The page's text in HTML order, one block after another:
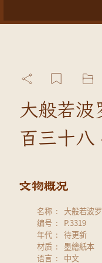
大般若波
百三十八
名称
大般若波
编号
P.3319
年代
待更新
材质
墨繪紙本
语言
中文